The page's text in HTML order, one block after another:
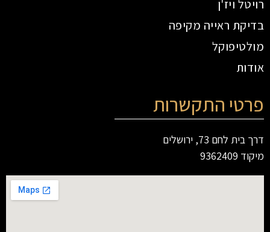
רויטל ויז'ן
בדיקת ראייה מקיפה
מולטיפוקל
אודות
פרטי התקשרות
דרך בית לחם 73, ירושלים
מיקוד 9362409